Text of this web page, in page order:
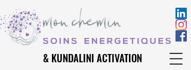
& KUNDALINI ACTIVATION
& KUNDALINI ACTIVATION